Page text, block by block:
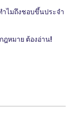
ำไมถึงชอบขึ้นประจำ
ฎหมาย ต้องอ่าน!